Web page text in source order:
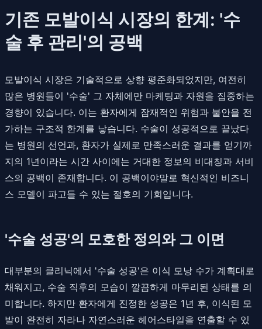
기존 모발이식 시장의 한계: '수
술 후 관리'의 공백
모발이식 시장은 기술적으로 상향 평준화되었지만, 여전히
많은 병원들이 '수술' 그 자체에만 마케팅과 자원을 집중하는
경향이 있습니다. 이는 환자에게 잠재적인 위험과 불안을 전
가하는 구조적 한계를 낳습니다. 수술이 성공적으로 끝났다
는 병원의 선언과, 환자가 실제로 만족스러운 결과를 얻기까
지의 1년이라는 시간 사이에는 거대한 정보의 비대칭과 서비
스의 공백이 존재합니다. 이 공백이야말로 혁신적인 비즈니
스 모델이 파고들 수 있는 절호의 기회입니다.
'수술 성공'의 모호한 정의와 그 이면
대부분의 클리닉에서 '수술 성공'은 이식 모낭 수가 계획대로
채워지고, 수술 직후의 모습이 깔끔하게 마무리된 상태를 의
미합니다. 하지만 환자에게 진정한 성공은 1년 후, 이식된 모
발이 완전히 자라나 자연스러운 헤어스타일을 연출할 수 있